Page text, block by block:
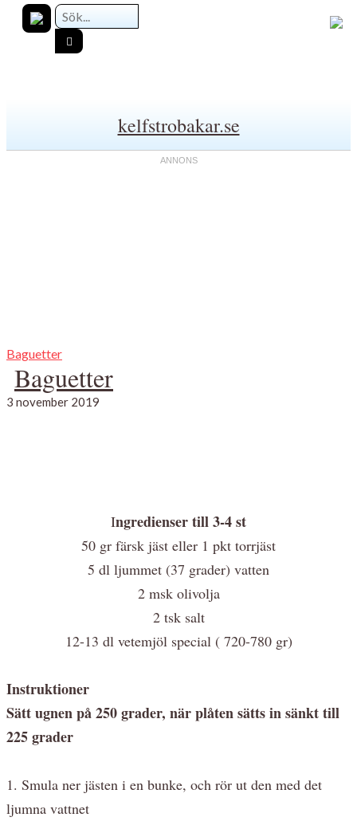
kelfstrobakar.se
Baguetter
Baguetter
3 november 2019
Ingredienser till 3-4 st
50 gr färsk jäst eller 1 pkt torrjäst
5 dl ljummet (37 grader) vatten
2 msk olivolja
2 tsk salt
12-13 dl vetemjöl special ( 720-780 gr)
Instruktioner
Sätt ugnen på 250 grader, när plåten sätts in sänkt till
225 grader
1. Smula ner jästen i en bunke, och rör ut den med det
ljumna vattnet